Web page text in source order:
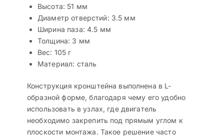
Высота: 51 мм
Диаметр отверстий: 3.5 мм
Ширина паза: 4.5 мм
Толщина: 3 мм
Вес: 105 г
Материал: сталь
Конструкция кронштейна выполнена в L-
образной форме, благодаря чему его удобно
использовать в узлах, где двигатель
необходимо закрепить под прямым углом к
плоскости монтажа. Такое решение часто